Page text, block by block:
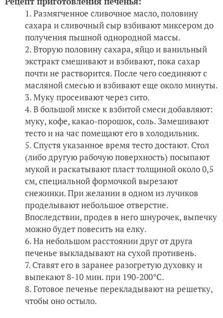
Размягченное сливочное масло, половину
сахара и сливочный сыр взбивают миксером до
получения пышной однородной массы.
Вторую половину сахара, яйцо и ванильный
экстракт смешивают и взбивают, пока сахар
почти не растворится. После чего соединяют с
масляной смесью и взбивают еще около минуты.
Муку просеивают через сито.
В большой миске к взбитой смеси добавляют:
муку, кофе, какао-порошок, соль. Замешивают
тесто и на час помещают его в холодильник.
Спустя указанное время тесто достают. Стол
(либо другую рабочую поверхность) посыпают
мукой и раскатывают пласт толщиной около 0,5
см, специальной формочкой вырезают
снежинки. При желании в одном из лучиков
проделывают небольшое отверстие.
Впоследствии, продев в него шнурочек, выпечку
можно будет повесить на елку.
На небольшом расстоянии друг от друга
печенье выкладывают на сухой противень.
Ставят его в заранее разогретую духовку и
выпекают 8-10 мин. при 190-200°С.
Готовое печенье перекладывают на решетку,
чтобы оно остыло.